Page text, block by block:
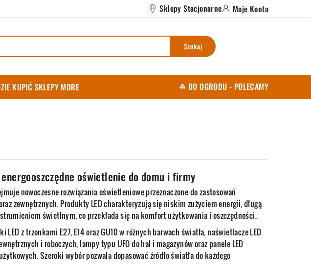
Sklepy Stacjonarne Moje Konto
Szukaj
KUPIĆ SKLEPY MORE ☘ DO OGRODU - POLECAMY
energooszczędne oświetlenie do domu i firmy
nowoczesne rozwiązania oświetleniowe przeznaczone do zastosowań
zewnętrznych. Produkty LED charakteryzują się niskim zużyciem energii, długą
świetlnym, co przekłada się na komfort użytkowania i oszczędności.
z trzonkami E27, E14 oraz GU10 w różnych barwach światła, naświetlacze LED
i roboczych, lampy typu UFO do hal i magazynów oraz panele LED
Szeroki wybór pozwala dopasować źródło światła do każdego